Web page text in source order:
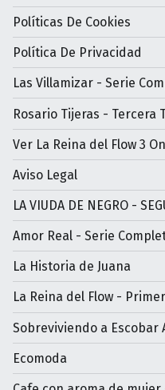
Políticas De Cookies
Política De Privacidad
Las Villamizar - Serie
Rosario Tijeras - Tercera
Ver La Reina del Flow 3
Aviso Legal
LA VIUDA DE NEGRO -
Amor Real - Serie
La Historia de Juana
La Reina del Flow -
Sobreviviendo a Escobar
Ecomoda